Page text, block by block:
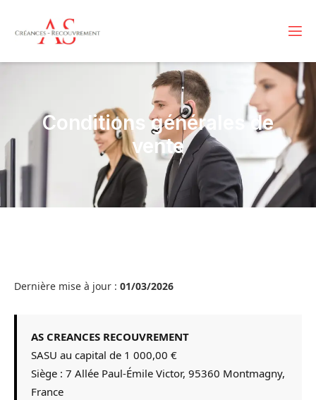
Conditions générales de
vente
Dernière mise à jour : 01/03/2026
AS CREANCES RECOUVREMENT
SASU au capital de 1 000,00 €
Siège : 7 Allée Paul-Émile Victor, 95360 Montmagny,
France